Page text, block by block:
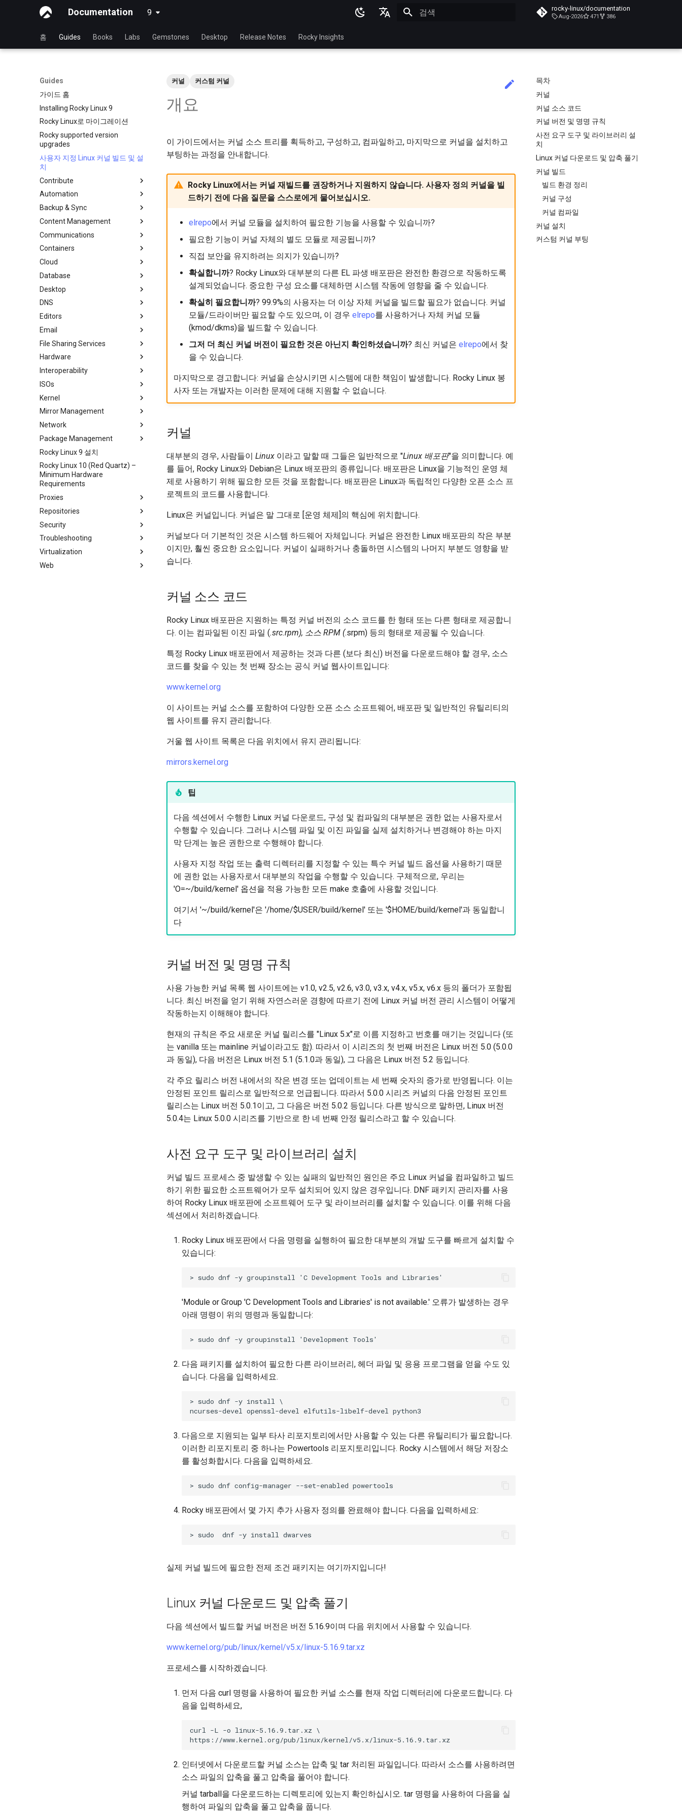
Documentation 9 latest
日本語
简体中文
rocky-linux/documentation
Aug-2026 471 386
홈 Guides Books Labs Gemstones Desktop Release Notes Rocky Insights
Guides
가이드 홈
Installing Rocky Linux 9
Rocky Linux로 마이그레이션
Rocky supported version
upgrades
사용자 지정 Linux 커널 빌드 및 설
치
Contribute
Index
처음 기여자를 위한 가이드
GitHub에서 새 문서 만들기
Rocky 문서 포맷팅
Local Documentation
Introduction
로컬 문서 - 도커
로컬 문서 - LXD
로컬 문서 - Podman
로컬 문서 - Python VENV
로컬 문서 - 빠른
네비게이션 변경
스타일 가이드
Automation
anacron - 명령 자동화
cron - 명령 자동화
cronie - 타이밍 작업
OliveTin
자동 템플릿 생성 - Packer -
Ansible - VMware vSphere
Backup & Sync
dump and restore command
미러링 솔루션 - lsyncd
백업 솔루션 - rsnapshot
rsync와 동기화
tar command
Content Management
Chyrp Lite
Nextcloud를 사용하는 클라우드
서버
도쿠 위키
WordPress on LAMP
Communications
Asterisk 설치
Containers
LXD Server
LXD 초보자 가이드 - 다중 서버
Podman의 Nextcloud
Podman
Working with Rancher and
Kubernetes
Cloud
Migration to New Azure
Images
Database
MariaDB 데이터베이스 서버
Desktop
KDE 설치
MATE 데스크톱
Xfce installation
DNS
Knot Authoritative DNS
NSD Authoritative DNS
Bind 개인 DNS 서버
Unbound Recursive DNS
Editors
micro
NvChad
vi
Email
이메일 시스템 개요
Basic e-mail system
Postfix 프로세스 보고
File Sharing Services
클러스터링-GlusterFS
네트워크 파일 시스템
Samba Windows File Sharing
보안 FTP 서버 - vsftpd
보안 서버 - SFTP
Transmission BitTorrent
Seedbox
Hardware
HPE ProLiant Agentless
Management Service
Enabling VLAN Passthrough on
Intel X710-series NICs
Interoperability
Rocky Linux를 WSL 또는 WSL2
로 가져오기
ISOs
Creating a Custom Rocky Linux
ISO
Kernel
Regenerate `initramfs`
Mirror Management
Rocky 미러 추가
Network
accel-ppp PPPoE Server
네트워크 구성
Network & Resource
Monitoring with Glances
Hurricane Electric IPv6 Tunnel
Librenms monitoring server
OpenBGPD BGP Router
Package Management
소개
Dnf Package Manager
패키지 빌드 및 문제 해결
패키지 디브랜딩
패키징 및 개발자 가이드
패키지 서명 및 테스트
Rocky Linux 9 설치
Rocky Linux 10 (Red Quartz) –
Minimum Hardware
Requirements
Proxies
HAProxy-Apache-LXD
i2pd Anonymous Network
Tor Relay
Repositories
Fetch and Distribute RPM
Repository with Pulp
Security
Authentication
액티브 디렉토리 인증
Active Directory
초보자를 위한 firewalld
iptables에서 방화벽
Troubleshooting
How to deal with a kernel panic
Virtualization
Cockpit KVM Dashboard
Web
목차
커널
커널 소스 코드
커널 버전 및 명명 규칙
사전 요구 도구 및 라이브러리 설
치
Linux 커널 다운로드 및 압축 풀기
커널 빌드
빌드 환경 정리
커널 구성
커널 컴파일
커널 설치
커스텀 커널 부팅
커널 커스텀 커널
개요
이 가이드에서는 커널 소스 트리를 획득하고, 구성하고, 컴파일하고, 마지막으로 커널을 설치하고
부팅하는 과정을 안내합니다.
Rocky Linux에서는 커널 재빌드를 권장하거나 지원하지 않습니다. 사용자 정의 커널을 빌
드하기 전에 다음 질문을 스스로에게 물어보십시오.
elrepo에서 커널 모듈을 설치하여 필요한 기능을 사용할 수 있습니까?
필요한 기능이 커널 자체의 별도 모듈로 제공됩니까?
직접 보안을 유지하려는 의지가 있습니까?
확실합니까? Rocky Linux와 대부분의 다른 EL 파생 배포판은 완전한 환경으로 작동하도록
설계되었습니다. 중요한 구성 요소를 대체하면 시스템 작동에 영향을 줄 수 있습니다.
확실히 필요합니까? 99.9%의 사용자는 더 이상 자체 커널을 빌드할 필요가 없습니다. 커널
모듈/드라이버만 필요할 수도 있으며, 이 경우 elrepo를 사용하거나 자체 커널 모듈
(kmod/dkms)을 빌드할 수 있습니다.
그저 더 최신 커널 버전이 필요한 것은 아닌지 확인하셨습니까? 최신 커널은 elrepo에서 찾
을 수 있습니다.
마지막으로 경고합니다: 커널을 손상시키면 시스템에 대한 책임이 발생합니다. Rocky Linux 봉
사자 또는 개발자는 이러한 문제에 대해 지원할 수 없습니다.
커널
대부분의 경우, 사람들이 Linux 이라고 말할 때 그들은 일반적으로 "Linux 배포판"을 의미합니다. 예
를 들어, Rocky Linux와 Debian은 Linux 배포판의 종류입니다. 배포판은 Linux을 기능적인 운영 체
제로 사용하기 위해 필요한 모든 것을 포함합니다. 배포판은 Linux과 독립적인 다양한 오픈 소스 프
로젝트의 코드를 사용합니다.
Linux은 커널입니다. 커널은 말 그대로 [운영 체제]의 핵심에 위치합니다.
커널보다 더 기본적인 것은 시스템 하드웨어 자체입니다. 커널은 완전한 Linux 배포판의 작은 부분
이지만, 훨씬 중요한 요소입니다. 커널이 실패하거나 충돌하면 시스템의 나머지 부분도 영향을 받
습니다.
커널 소스 코드
Rocky Linux 배포판은 지원하는 특정 커널 버전의 소스 코드를 한 형태 또는 다른 형태로 제공합니
다. 이는 컴파일된 이진 파일 (.src.rpm), 소스 RPM (.srpm) 등의 형태로 제공될 수 있습니다.
특정 Rocky Linux 배포판에서 제공하는 것과 다른 (보다 최신) 버전을 다운로드해야 할 경우, 소스
코드를 찾을 수 있는 첫 번째 장소는 공식 커널 웹사이트입니다:
www.kernel.org
이 사이트는 커널 소스를 포함하여 다양한 오픈 소스 소프트웨어, 배포판 및 일반적인 유틸리티의
웹 사이트를 유지 관리합니다.
거울 웹 사이트 목록은 다음 위치에서 유지 관리됩니다:
mirrors.kernel.org
팁
다음 섹션에서 수행한 Linux 커널 다운로드, 구성 및 컴파일의 대부분은 권한 없는 사용자로서
수행할 수 있습니다. 그러나 시스템 파일 및 이진 파일을 실제 설치하거나 변경해야 하는 마지
막 단계는 높은 권한으로 수행해야 합니다.
사용자 지정 작업 또는 출력 디렉터리를 지정할 수 있는 특수 커널 빌드 옵션을 사용하기 때문
에 권한 없는 사용자로서 대부분의 작업을 수행할 수 있습니다. 구체적으로, 우리는
'O=~/build/kernel' 옵션을 적용 가능한 모든 make 호출에 사용할 것입니다.
여기서 '~/build/kernel'은 '/home/$USER/build/kernel' 또는 '$HOME/build/kernel'과 동일합니
다
커널 버전 및 명명 규칙
사용 가능한 커널 목록 웹 사이트에는 v1.0, v2.5, v2.6, v3.0, v3.x, v4.x, v5.x, v6.x 등의 폴더가 포함됩
니다. 최신 버전을 얻기 위해 자연스러운 경향에 따르기 전에 Linux 커널 버전 관리 시스템이 어떻게
작동하는지 이해해야 합니다.
현재의 규칙은 주요 새로운 커널 릴리스를 "Linux 5.x"로 이름 지정하고 번호를 매기는 것입니다 (또
는 vanilla 또는 mainline 커널이라고도 함). 따라서 이 시리즈의 첫 번째 버전은 Linux 버전 5.0 (5.0.0
과 동일), 다음 버전은 Linux 버전 5.1 (5.1.0과 동일), 그 다음은 Linux 버전 5.2 등입니다.
각 주요 릴리스 버전 내에서의 작은 변경 또는 업데이트는 세 번째 숫자의 증가로 반영됩니다. 이는
안정된 포인트 릴리스로 일반적으로 언급됩니다. 따라서 5.0.0 시리즈 커널의 다음 안정된 포인트
릴리스는 Linux 버전 5.0.1이고, 그 다음은 버전 5.0.2 등입니다. 다른 방식으로 말하면, Linux 버전
5.0.4는 Linux 5.0.0 시리즈를 기반으로 한 네 번째 안정 릴리스라고 할 수 있습니다.
사전 요구 도구 및 라이브러리 설치
커널 빌드 프로세스 중 발생할 수 있는 실패의 일반적인 원인은 주요 Linux 커널을 컴파일하고 빌드
하기 위한 필요한 소프트웨어가 모두 설치되어 있지 않은 경우입니다. DNF 패키지 관리자를 사용
하여 Rocky Linux 배포판에 소프트웨어 도구 및 라이브러리를 설치할 수 있습니다. 이를 위해 다음
섹션에서 처리하겠습니다.
Rocky Linux 배포판에서 다음 명령을 실행하여 필요한 대부분의 개발 도구를 빠르게 설치할 수
있습니다:
'Module or Group 'C Development Tools and Libraries' is not available.' 오류가 발생하는 경우
아래 명령이 위의 명령과 동일합니다:
다음 패키지를 설치하여 필요한 다른 라이브러리, 헤더 파일 및 응용 프로그램을 얻을 수도 있
습니다. 다음을 입력하세요.
> sudo dnf -y install \
다음으로 지원되는 일부 타사 리포지토리에서만 사용할 수 있는 다른 유틸리티가 필요합니다.
이러한 리포지토리 중 하나는 Powertools 리포지토리입니다. Rocky 시스템에서 해당 저장소
를 활성화합시다. 다음을 입력하세요.
Rocky 배포판에서 몇 가지 추가 사용자 정의를 완료해야 합니다. 다음을 입력하세요:
실제 커널 빌드에 필요한 전제 조건 패키지는 여기까지입니다!
Linux 커널 다운로드 및 압축 풀기
다음 섹션에서 빌드할 커널 버전은 버전 5.16.9이며 다음 위치에서 사용할 수 있습니다.
www.kernel.org/pub/linux/kernel/v5.x/linux-5.16.9.tar.xz
프로세스를 시작하겠습니다.
먼저 다음 curl 명령을 사용하여 필요한 커널 소스를 현재 작업 디렉터리에 다운로드합니다. 다
음을 입력하세요,
curl -L -o linux-5.16.9.tar.xz \
인터넷에서 다운로드할 커널 소스는 압축 및 tar 처리된 파일입니다. 따라서 소스를 사용하려면
소스 파일의 압축을 풀고 압축을 풀어야 합니다.
커널 tarball을 다운로드하는 디렉토리에 있는지 확인하십시오. tar 명령을 사용하여 다음을 실
행하여 파일의 압축을 풀고 압축을 풉니다.